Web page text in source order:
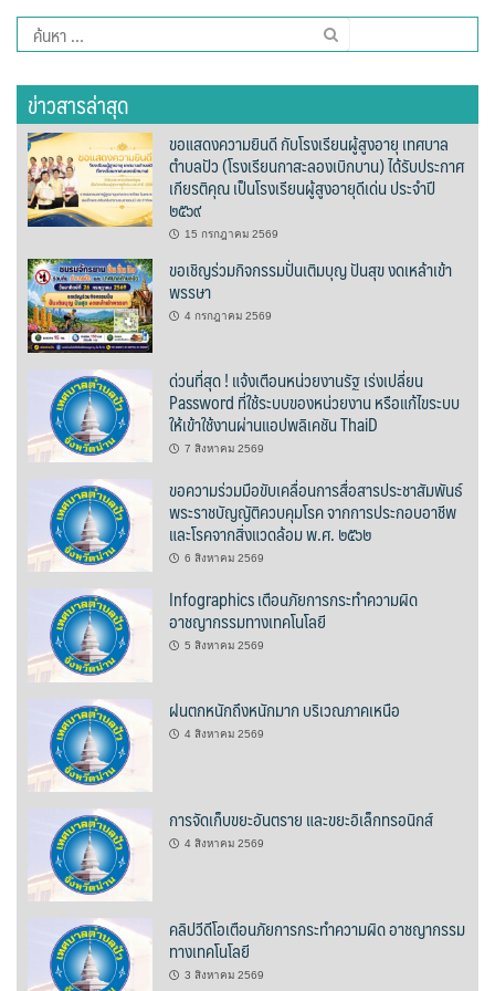
Amante Baristro Hotel & Cafe’ @Pua
C View Home
Deply
Go Hight ‘O Village
HOMU Villa
Montha Residence
Shanti – Retreat
กรีนฮิลล์รีสอร์ท
ก๋างโต้งคอฟฟี่รีสอร์ท
ชมพูภูคารีสอร์ท
ต้นแหลงโฮมสเตย์
ตูบฮิมโต้งโฮมสเตย์
นครน่านอพาร์ทเม้น
นะลาวิวรีสอร์ท
นาต้นบัวโฮมสเตย์
น่านปัว รีสอร์ท
นาเหล่า เก๊าสลี โฮมสเตย์
นาไผ่ปัววิว
บวกบัววิวรีสอร์ท
บ้านกังหัน @ ปัวคอทเทจ
ค้นหา
สำหรับ:
ข่าวสารล่าสุด
ขอแสดงความยินดี กับโรงเรียนผู้สูงอายุ เทศบาล
ตำบลปัว (โรงเรียนกาสะลองเบิกบาน) ได้รับประกาศ
เกียรติคุณ เป็นโรงเรียนผู้สูงอายุดีเด่น ประจำปี
๒๕๖๙
15 กรกฎาคม 2569
ขอเชิญร่วมกิจกรรมปั่นเติมบุญ ปันสุข งดเหล้าเข้า
พรรษา
4 กรกฎาคม 2569
ด่วนที่สุด ! แจ้งเตือนหน่วยงานรัฐ เร่งเปลี่ยน
Password ที่ใช้ระบบของหน่วยงาน หรือแก้ไขระบบ
ให้เข้าใช้งานผ่านแอปพลิเคชัน ThaiD
7 สิงหาคม 2569
ขอความร่วมมือขับเคลื่อนการสื่อสารประชาสัมพันธ์
พระราชบัญญัติควบคุมโรค จากการประกอบอาชีพ
และโรคจากสิ่งแวดล้อม พ.ศ. ๒๕๖๒
6 สิงหาคม 2569
Infographics เตือนภัยการกระทำความผิด
อาชญากรรมทางเทคโนโลยี
5 สิงหาคม 2569
ฝนตกหนักถึงหนักมาก บริเวณภาคเหนือ
4 สิงหาคม 2569
การจัดเก็บขยะอันตราย และขยะอิเล็กทรอนิกส์
4 สิงหาคม 2569
คลิปวีดีโอเตือนภัยการกระทำความผิด อาชญากรรม
ทางเทคโนโลยี
3 สิงหาคม 2569